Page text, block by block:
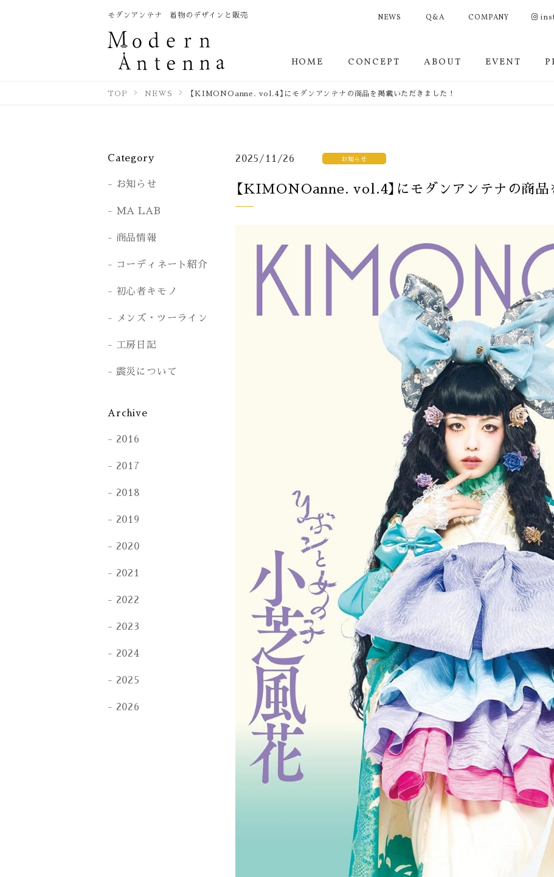
モダンアンテナ 着物のデザインと販売
HOME CONCEPT ABOUT EVENT
NEWS Q&A COMPANY
TOP NEWS 【KIMONOanne. vol.4】にモダンアンテナの商品を掲載いただきました！
2025/11/26 お知らせ
【KIMONOanne. vol.4】にモダンアンテナの商品
Category
お知らせ
MA LAB
商品情報
コーディネート紹介
初心者キモノ
メンズ・ツーライン
工房日記
震災について
Archive
2016
2017
2018
2019
2020
2021
2022
2023
2024
2025
2026